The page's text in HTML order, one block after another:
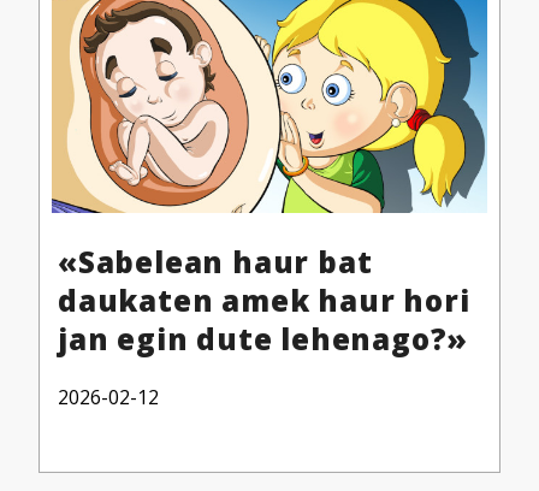
«Sabelean haur bat
daukaten amek haur hori
jan egin dute lehenago?»
2026-02-12